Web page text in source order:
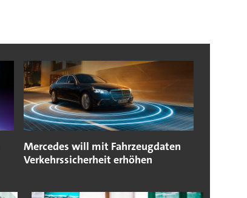
Mercedes will mit Fahrzeugdaten
Verkehrssicherheit erhöhen